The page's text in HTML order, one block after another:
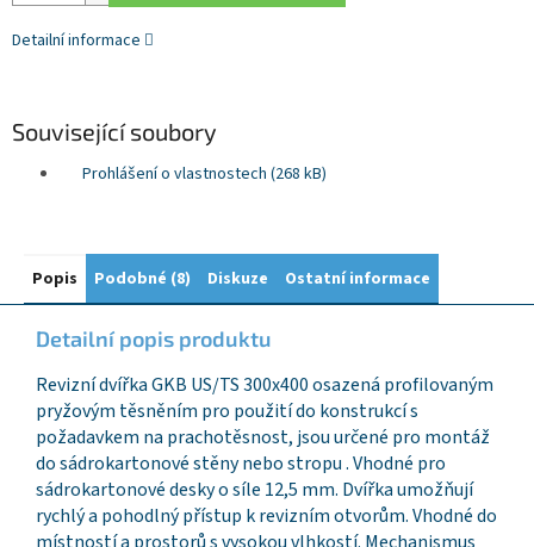
Detailní informace
Související soubory
Prohlášení o vlastnostech (268 kB)
Popis Podobné (8) Diskuze Ostatní informace
Detailní popis produktu
Revizní dvířka GKB US/TS 300x400 osazená profilovaným
pryžovým těsněním pro použití do konstrukcí s
požadavkem na prachotěsnost, jsou určené pro montáž
do sádrokartonové stěny nebo stropu . Vhodné pro
sádrokartonové desky o síle 12,5 mm. Dvířka umožňují
rychlý a pohodlný přístup k revizním otvorům. Vhodné do